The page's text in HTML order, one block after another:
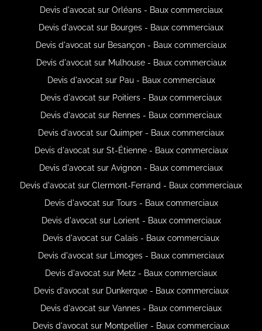
Devis d'avocat sur Orléans - Baux commerciaux
Devis d'avocat sur Bourges - Baux commerciaux
Devis d'avocat sur Besançon - Baux commerciaux
Devis d'avocat sur Mulhouse - Baux commerciaux
Devis d'avocat sur Pau - Baux commerciaux
Devis d'avocat sur Poitiers - Baux commerciaux
Devis d'avocat sur Rennes - Baux commerciaux
Devis d'avocat sur Quimper - Baux commerciaux
Devis d'avocat sur St-Étienne - Baux commerciaux
Devis d'avocat sur Avignon - Baux commerciaux
Devis d'avocat sur Clermont-Ferrand - Baux commerciaux
Devis d'avocat sur Tours - Baux commerciaux
Devis d'avocat sur Lorient - Baux commerciaux
Devis d'avocat sur Calais - Baux commerciaux
Devis d'avocat sur Limoges - Baux commerciaux
Devis d'avocat sur Metz - Baux commerciaux
Devis d'avocat sur Dunkerque - Baux commerciaux
Devis d'avocat sur Vannes - Baux commerciaux
Devis d'avocat sur Montpellier - Baux commerciaux